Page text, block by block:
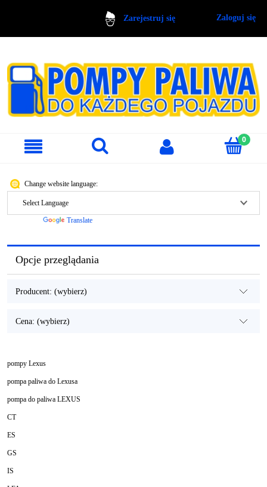
Zarejestruj się Zaloguj się
Change website language:
Translate
Opcje przeglądania
Producent: (wybierz)
Cena: (wybierz)
pompy Lexus
pompa paliwa do Lexusa
pompa do paliwa LEXUS
CT
ES
GS
IS